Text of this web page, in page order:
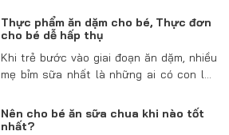
phát triển toàn diện về cả thể chất lẫn trí
não. Xây…
Thực phẩm ăn dặm cho bé, Thực đơn
cho bé dễ hấp thụ
Khi trẻ bước vào giai đoạn ăn dặm, nhiều
mẹ bỉm sữa nhất là những ai có con lần
Các mẹ thường cảm thấy khó khăn
trong…
Nên cho bé ăn sữa chua khi nào tốt
nhất?